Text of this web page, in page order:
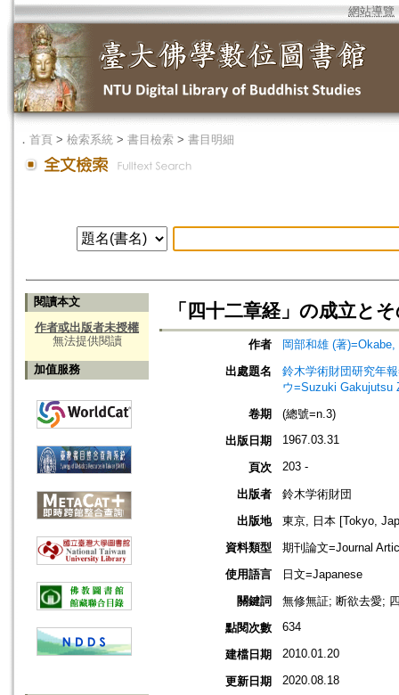
網站導覽
． 首頁 > 檢索系統 > 書目檢索 > 書目明細
閱讀本文
作者或出版者未授權
無法提供閱讀
加值服務
「四十二章経」の成立と
作者
岡部和雄 (著
出處題名
鈴木学術財団研究年
ウ=Suzuki Gakujutsu
卷期
(總號=n.3)
出版日期
1967.03.31
頁次 203 -
出版者
鈴木学術財団
出版地
東京, 日本 [Tokyo,
資料類型
期刊論文=Journal
使用語言
日文=Japanese
關鍵詞
無修無証; 断欲去愛;
點閱次數
634
建檔日期 2010.01.20
更新日期 2020.08.18